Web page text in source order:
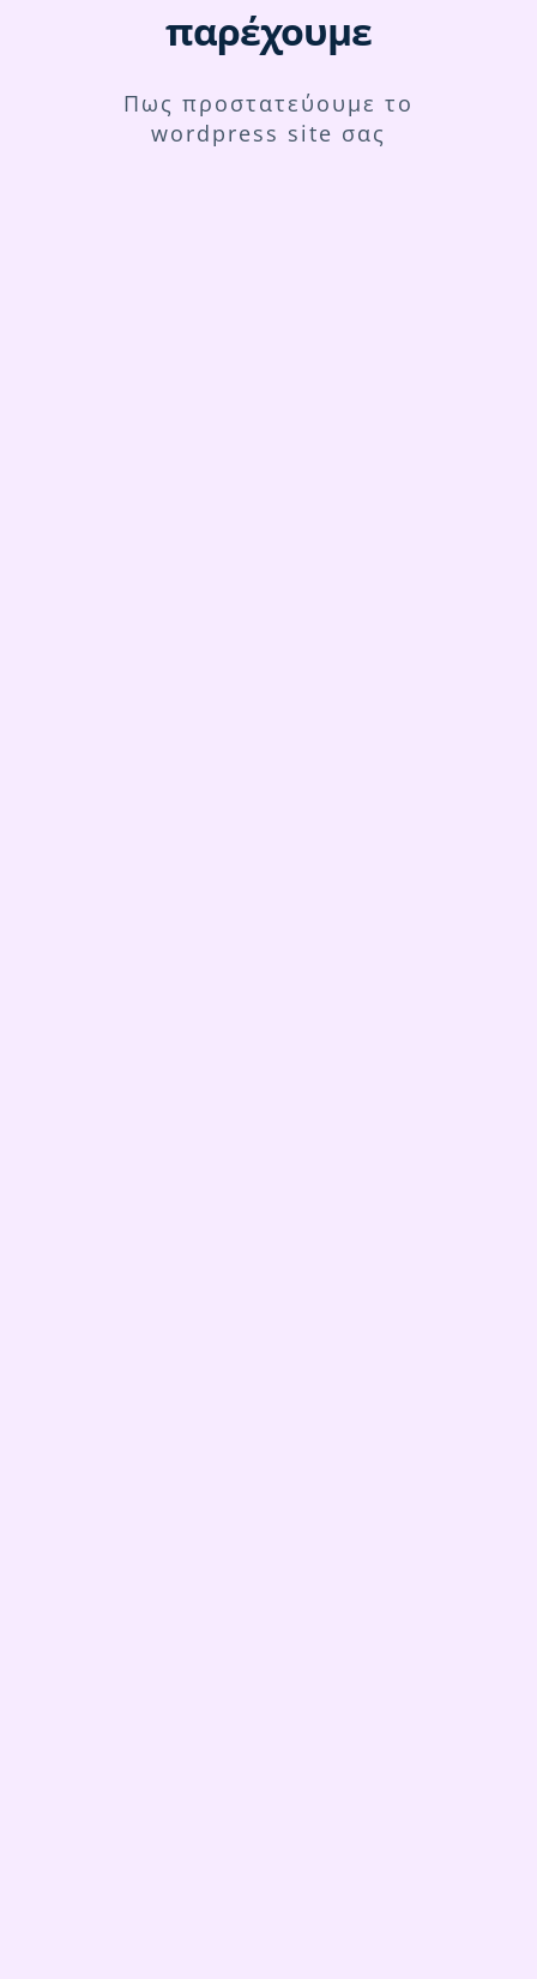
παρέχουμε
Πως προστατεύουμε το
wordpress site σας